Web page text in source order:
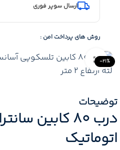
-21%
Click to enlarge
ارسال سوپر فوری
روش های پرداخت امن :
توضیحات
درب 80 کابین
اتوماتیک